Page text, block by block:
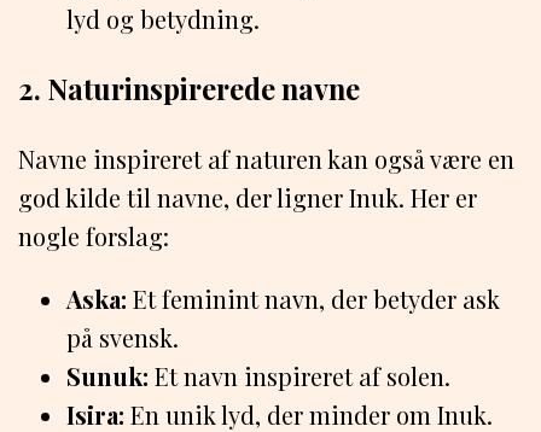
lyd og betydning.
2. Naturinspirerede navne
Navne inspireret af naturen kan også være en
god kilde til navne, der ligner Inuk. Her er
nogle forslag:
Aska: Et feminint navn, der betyder ask
på svensk.
Sunuk: Et navn inspireret af solen.
Isira: En unik lyd, der minder om Inuk.